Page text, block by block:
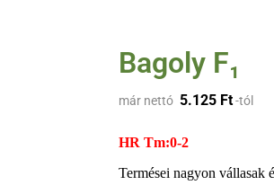
Bagoly F₁
már nettó 5.125 Ft -tól
HR Tm:0-2
Termései nagyon vállasak